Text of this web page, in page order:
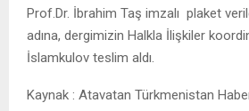
Prof.Dr. İbrahim Taş imzalı plaket
adına, dergimizin Halkla İlişkiler
İslamkulov teslim aldı.
Kaynak : Atavatan Türkmenistan